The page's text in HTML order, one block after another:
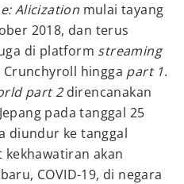
Alicization mulai tayang
2018, dan terus
di platform streaming
hingga part 1.
part 2 direncanakan
pada tanggal 25
diundur ke tanggal
akan
COVID-19, di negara